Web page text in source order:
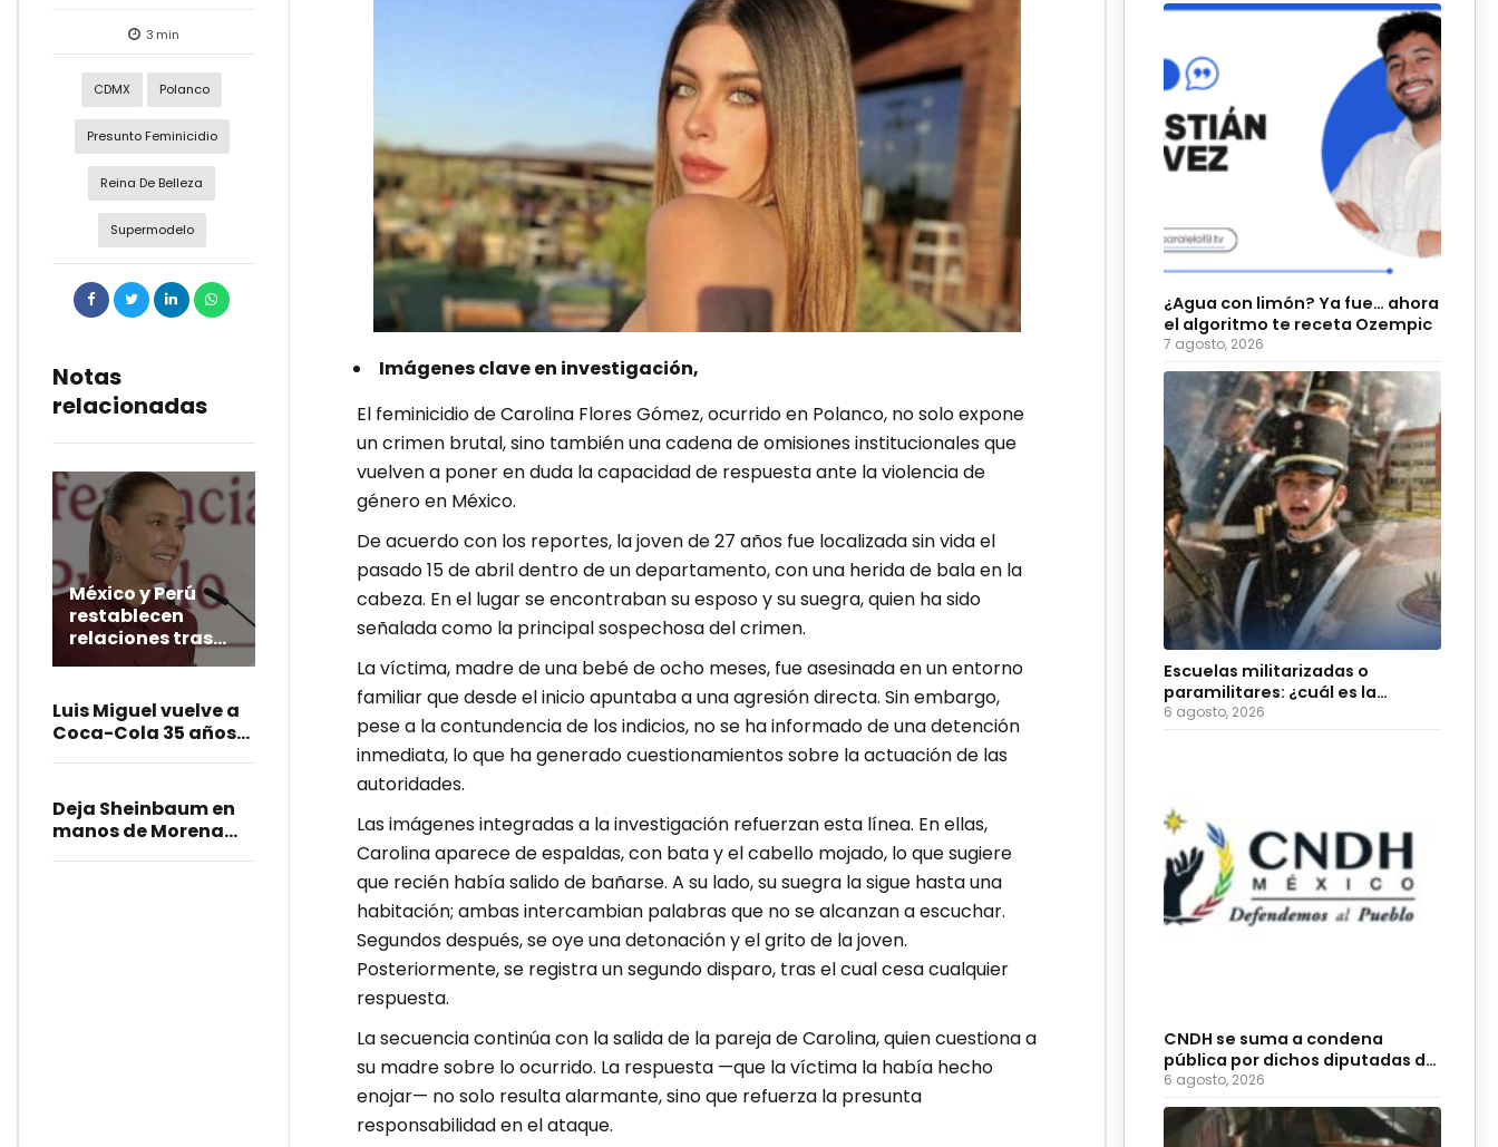
3 min
CDMX Polanco
Presunto Feminicidio
Reina De Belleza
Supermodelo
Notas
relacionadas
México y Perú
restablecen
relaciones tras
crisis
Luis Miguel vuelve a
Coca-Cola 35 años
Deja Sheinbaum en
manos de Morena
Imágenes clave en investigación,
El feminicidio de Carolina Flores Gómez, ocurrido en Polanco, no solo expone
un crimen brutal, sino también una cadena de omisiones institucionales que
vuelven a poner en duda la capacidad de respuesta ante la violencia de
género en México.
De acuerdo con los reportes, la joven de 27 años fue localizada sin vida el
pasado 15 de abril dentro de un departamento, con una herida de bala en la
cabeza. En el lugar se encontraban su esposo y su suegra, quien ha sido
señalada como la principal sospechosa del crimen.
La víctima, madre de una bebé de ocho meses, fue asesinada en un entorno
familiar que desde el inicio apuntaba a una agresión directa. Sin embargo,
pese a la contundencia de los indicios, no se ha informado de una detención
inmediata, lo que ha generado cuestionamientos sobre la actuación de las
autoridades.
Las imágenes integradas a la investigación refuerzan esta línea. En ellas,
Carolina aparece de espaldas, con bata y el cabello mojado, lo que sugiere
que recién había salido de bañarse. A su lado, su suegra la sigue hasta una
habitación; ambas intercambian palabras que no se alcanzan a escuchar.
Segundos después, se oye una detonación y el grito de la joven.
Posteriormente, se registra un segundo disparo, tras el cual cesa cualquier
respuesta.
La secuencia continúa con la salida de la pareja de Carolina, quien cuestiona a
su madre sobre lo ocurrido. La respuesta —que la víctima la había hecho
enojar— no solo resulta alarmante, sino que refuerza la presunta
responsabilidad en el ataque.
¿Agua con limón? Ya fue… ahora
el algoritmo te receta Ozempic
7 agosto, 2026
Escuelas militarizadas o
paramilitares: ¿cuál es la
diferencia?
6 agosto, 2026
CNDH se suma a condena
pública por dichos diputadas de
Morena
6 agosto, 2026